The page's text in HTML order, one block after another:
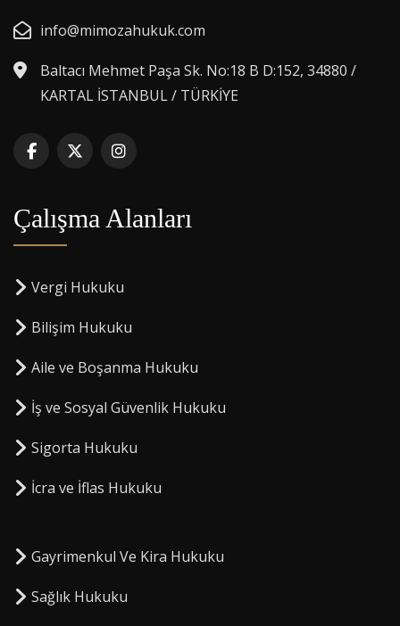
info@mimozahukuk.com
Baltacı Mehmet Paşa Sk. No:18 B D:152, 34880 /
KARTAL İSTANBUL / TÜRKİYE
Çalışma Alanları
Vergi Hukuku
Bilişim Hukuku
Aile ve Boşanma Hukuku
İş ve Sosyal Güvenlik Hukuku
Sigorta Hukuku
⁠İcra ve İflas Hukuku
Gayrimenkul Ve Kira Hukuku
Sağlık Hukuku